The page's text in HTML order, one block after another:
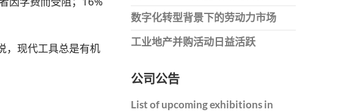
，现代工具总是有机
数字化转型背景下的劳动力市场
工业地产并购活动日益活跃
公司公告
List of upcoming exhibitions in